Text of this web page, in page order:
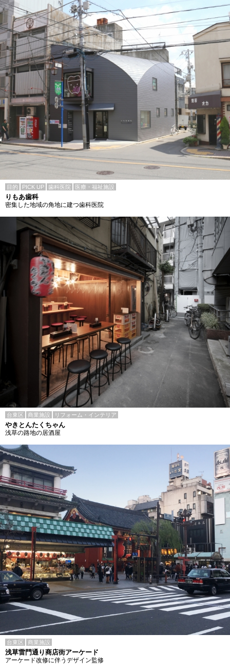
目的 PICK UP 歯科医院 医療・福祉施設
りもあ歯科
密集した地域の角地に建つ歯科医院
台東区 商業施設 リフォーム・インテリア
やきとんたくちゃん
浅草の路地の居酒屋
台東区 商業施設
浅草雷門通り商店街アーケード
アーケード改修に伴うデザイン監修